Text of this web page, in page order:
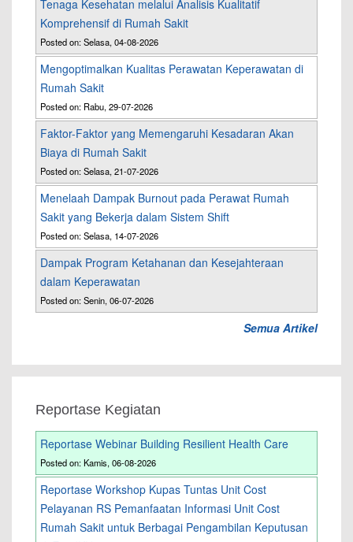
Tenaga Kesehatan melalui Analisis Kualitatif
Komprehensif di Rumah Sakit
Posted on: Selasa, 04-08-2026
Mengoptimalkan Kualitas Perawatan Keperawatan di
Rumah Sakit
Posted on: Rabu, 29-07-2026
Faktor-Faktor yang Memengaruhi Kesadaran Akan
Biaya di Rumah Sakit
Posted on: Selasa, 21-07-2026
Menelaah Dampak Burnout pada Perawat Rumah
Sakit yang Bekerja dalam Sistem Shift
Posted on: Selasa, 14-07-2026
Dampak Program Ketahanan dan Kesejahteraan
dalam Keperawatan
Posted on: Senin, 06-07-2026
Semua Artikel
Reportase Kegiatan
Reportase Webinar Building Resilient Health Care
Posted on: Kamis, 06-08-2026
Reportase Workshop Kupas Tuntas Unit Cost
Pelayanan RS Pemanfaatan Informasi Unit Cost
Rumah Sakit untuk Berbagai Pengambilan Keputusan